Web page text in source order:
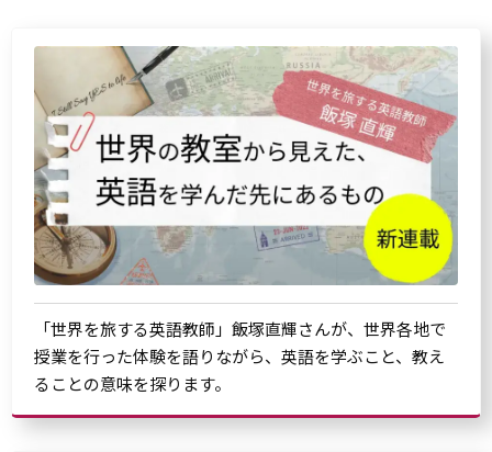
「世界を旅する英語教師」飯塚直輝さんが、世界各地で
授業を行った体験を語りながら、英語を学ぶこと、教え
ることの意味を探ります。